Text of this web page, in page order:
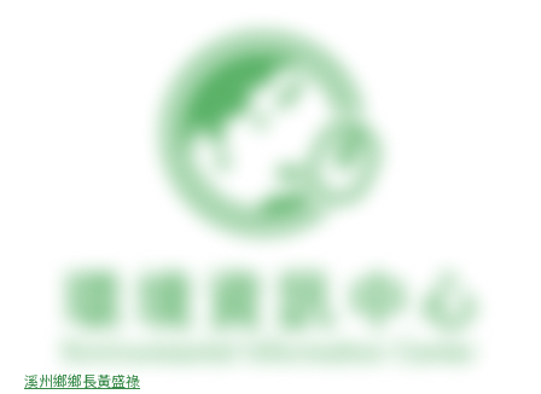
溪州鄉鄉長黃盛祿